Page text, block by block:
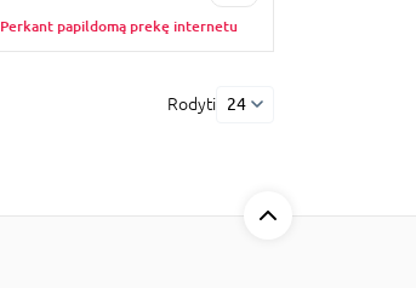
Perkant papildomą prekę internetu
Rodyti 24